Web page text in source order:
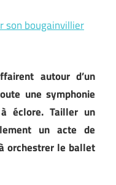
son bougainvillier
autour d’un
une symphonie
éclore. Tailler un
un acte de
orchestrer le ballet